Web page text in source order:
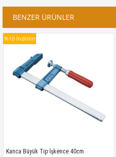
BENZER ÜRÜNLER
Kanca Büyük Tip İşkence 40cm
%10 İndirim